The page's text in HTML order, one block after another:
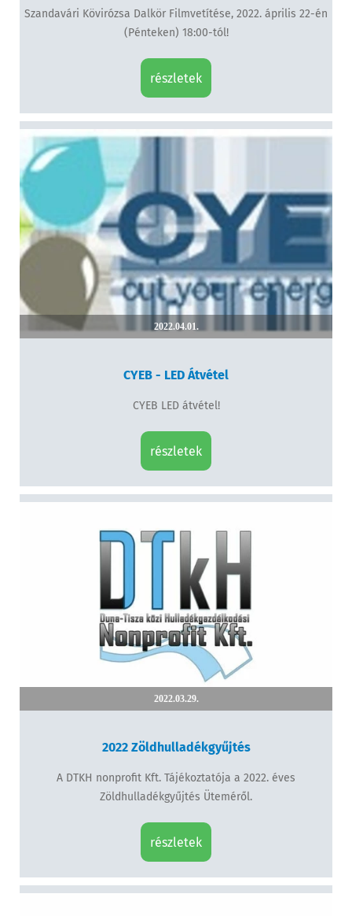
Szandavári Kövirózsa Dalkör Filmvetítése, 2022. április 22-én
(Pénteken) 18:00-tól!
részletek
2022.04.01.
CYEB - LED Átvétel
CYEB LED átvétel!
részletek
2022.03.29.
2022 Zöldhulladékgyűjtés
A DTKH nonprofit Kft. Tájékoztatója a 2022. éves
Zöldhulladékgyűjtés Üteméről.
részletek